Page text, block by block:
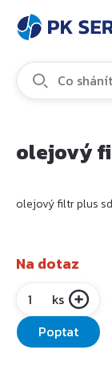
olejový
olejový filtr plus
Na dotaz
ks
Poptat